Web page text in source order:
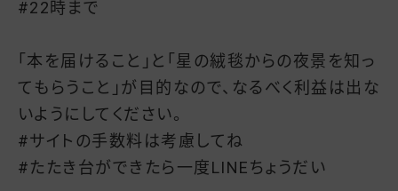
#22時まで
「本を届けること」と「星の絨毯からの夜景を知っ
てもらうこと」が目的なので、なるべく利益は出な
いようにしてください。
#サイトの手数料は考慮してね
#たたき台ができたら一度LINEちょうだい